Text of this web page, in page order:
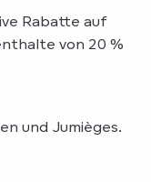
Rabatte auf
von 20 %
und Jumièges.